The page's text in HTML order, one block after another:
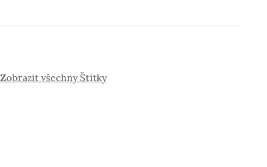
Zobrazit všechny Štítky